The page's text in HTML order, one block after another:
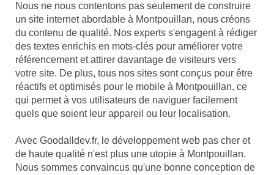
Nous ne nous contentons pas seulement de construire
un site internet abordable à Montpouillan, nous créons
du contenu de qualité. Nos experts s'engagent à rédiger
des textes enrichis en mots-clés pour améliorer votre
référencement et attirer davantage de visiteurs vers
votre site. De plus, tous nos sites sont conçus pour être
réactifs et optimisés pour le mobile à Montpouillan, ce
qui permet à vos utilisateurs de naviguer facilement
quels que soient leur appareil ou leur localisation.
Avec Goodalldev.fr, le développement web pas cher et
de haute qualité n'est plus une utopie à Montpouillan.
Nous sommes convaincus qu'une bonne conception de